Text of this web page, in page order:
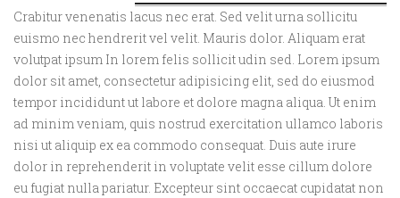
Crabitur venenatis lacus nec erat. Sed velit urna sollicitu
euismo nec hendrerit vel velit. Mauris dolor. Aliquam erat
volutpat ipsum In lorem felis sollicit udin sed. Lorem ipsum
dolor sit amet, consectetur adipisicing elit, sed do eiusmod
tempor incididunt ut labore et dolore magna aliqua. Ut enim
ad minim veniam, quis nostrud exercitation ullamco laboris
nisi ut aliquip ex ea commodo consequat. Duis aute irure
dolor in reprehenderit in voluptate velit esse cillum dolore
eu fugiat nulla pariatur. Excepteur sint occaecat cupidatat non